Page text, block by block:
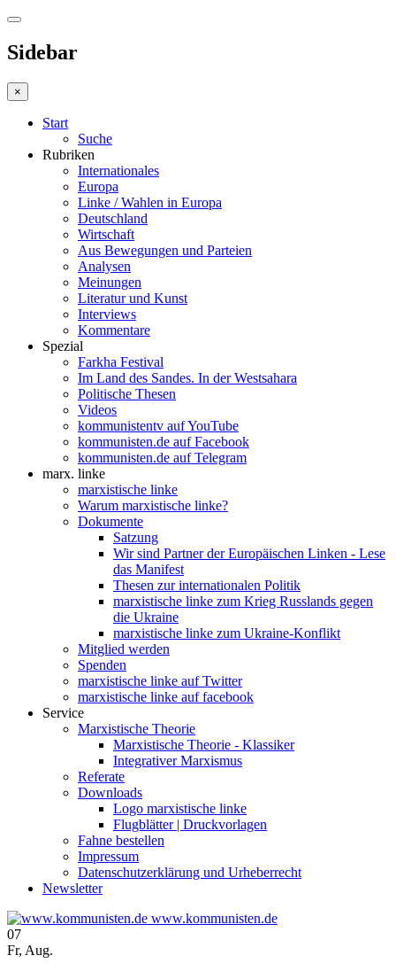
Sidebar
×
Start
Suche
Rubriken
Internationales
Europa
Linke / Wahlen in Europa
Deutschland
Wirtschaft
Aus Bewegungen und Parteien
Analysen
Meinungen
Literatur und Kunst
Interviews
Kommentare
Spezial
Farkha Festival
Im Land des Sandes. In der Westsahara
Politische Thesen
Videos
kommunistentv auf YouTube
kommunisten.de auf Facebook
kommunisten.de auf Telegram
marx. linke
marxistische linke
Warum marxistische linke?
Dokumente
Satzung
Wir sind Partner der Europäischen Linken - Lese
das Manifest
Thesen zur internationalen Politik
marxistische linke zum Krieg Russlands gegen
die Ukraine
marxistische linke zum Ukraine-Konflikt
Mitglied werden
Spenden
marxistische linke auf Twitter
marxistische linke auf facebook
Service
Marxistische Theorie
Marxistische Theorie - Klassiker
Integrativer Marxismus
Referate
Downloads
Logo marxistische linke
Flugblätter | Druckvorlagen
Fahne bestellen
Impressum
Datenschutzerklärung und Urheberrecht
Newsletter
www.kommunisten.de
07
Fr, Aug.